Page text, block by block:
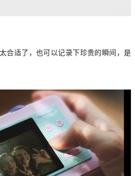
合适了，也可以记录下珍贵的瞬间，是